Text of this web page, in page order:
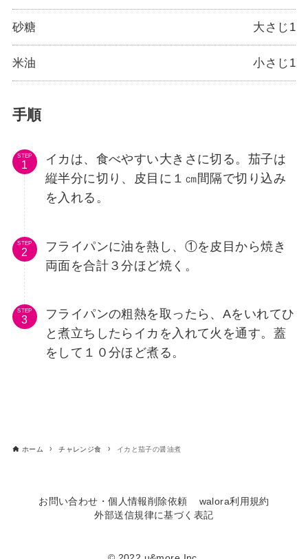
砂糖 大さじ1
米油 小さじ1
手順
STEP
イカは、食べやすい大きさに切る。茄子は
縦半分に切り、皮目に１㎝間隔で切り込み
を入れる。
STEP
フライパンに油を熱し、①を皮目から焼き
両面を合計３分ほど焼く。
STEP
フライパンの粗熱を取ったら、Aをいれてひ
と煮立ちしたらイカを入れて火を通す。蓋
をして１０分ほど煮る。
ホーム チャレンジ食 イカと茄子の醤油煮
お問い合わせ・個人情報削除依頼
walora利用規約
外部送信規律に基づく表記